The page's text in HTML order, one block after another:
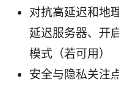
对抗高延迟和地
延迟服务器、开
模式（若可用）
安全与隐私关注